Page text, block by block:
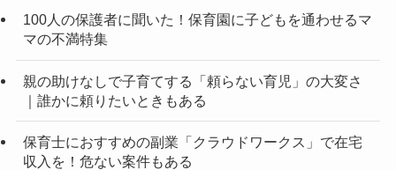
100人の保護者に聞いた！保育園に子どもを通わせるマ
マの不満特集
親の助けなしで子育てする「頼らない育児」の大変さ
｜誰かに頼りたいときもある
保育士におすすめの副業「クラウドワークス」で在宅
収入を！危ない案件もある